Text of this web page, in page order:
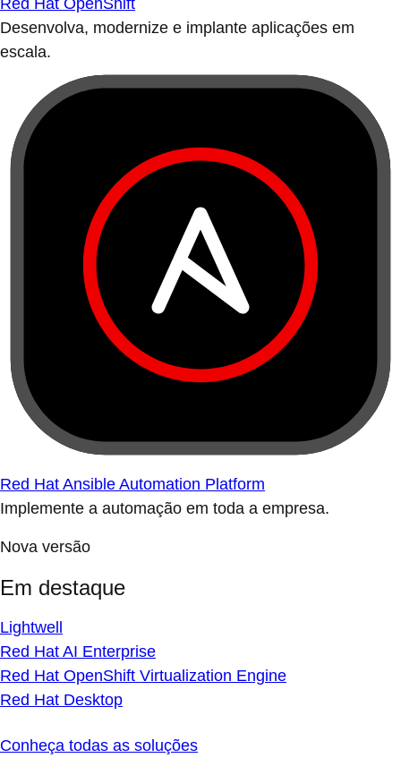
Red Hat OpenShift
Desenvolva, modernize e implante aplicações em
escala.
Red Hat Ansible Automation Platform
Implemente a automação em toda a empresa.
Nova versão
Em destaque
Lightwell
Red Hat AI Enterprise
Red Hat OpenShift Virtualization Engine
Red Hat Desktop
Conheça todas as soluções